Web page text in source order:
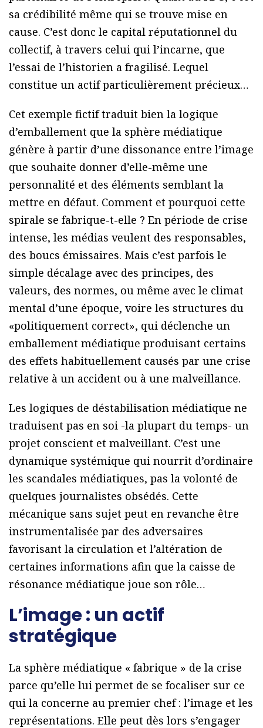
sa crédibilité même qui se trouve mise en
cause. C’est donc le capital réputationnel du
collectif, à travers celui qui l’incarne, que
l’essai de l’historien a fragilisé. Lequel
constitue un actif particulièrement précieux…
Cet exemple fictif traduit bien la logique
d’emballement que la sphère médiatique
génère à partir d’une dissonance entre l’image
que souhaite donner d’elle-même une
personnalité et des éléments semblant la
mettre en défaut. Comment et pourquoi cette
spirale se fabrique-t-elle ? En période de crise
intense, les médias veulent des responsables,
des boucs émissaires. Mais c’est parfois le
simple décalage avec des principes, des
valeurs, des normes, ou même avec le climat
mental d’une époque, voire les structures du
«politiquement correct», qui déclenche un
emballement médiatique produisant certains
des effets habituellement causés par une crise
relative à un accident ou à une malveillance.
Les logiques de déstabilisation médiatique ne
traduisent pas en soi -la plupart du temps- un
projet conscient et malveillant. C’est une
dynamique systémique qui nourrit d’ordinaire
les scandales médiatiques, pas la volonté de
quelques journalistes obsédés. Cette
mécanique sans sujet peut en revanche être
instrumentalisée par des adversaires
favorisant la circulation et l’altération de
certaines informations afin que la caisse de
résonance médiatique joue son rôle…
L’image : un actif
stratégique
La sphère médiatique « fabrique » de la crise
parce qu’elle lui permet de se focaliser sur ce
qui la concerne au premier chef : l’image et les
représentations. Elle peut dès lors s’engager